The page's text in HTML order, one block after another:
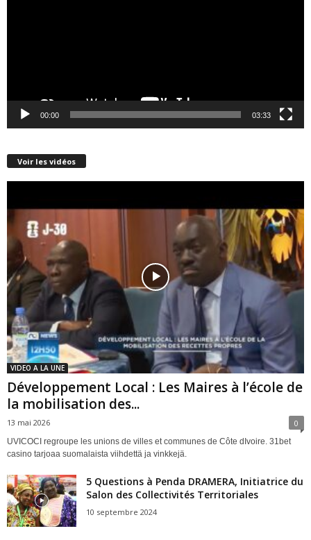
00:00 03:33
Voir les vidéos
VIDEO A LA UNE
Développement Local : Les Maires à l’école de
la mobilisation des...
13 mai 2026 0
UVICOCI regroupe les unions de villes et communes de Côte dIvoire. 31bet
casino tarjoaa suomalaista viihdettä ja vinkkejä.
5 Questions à Penda DRAMERA, Initiatrice du
Salon des Collectivités Territoriales
10 septembre 2024